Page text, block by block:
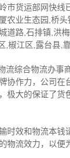
市货运部网快
农业生态园,桥
路,石排镇,洪
江区,露台县,
流综合物流办事
协作力，公司
极大的保证了
时效和物流本钱
物流效力，以便